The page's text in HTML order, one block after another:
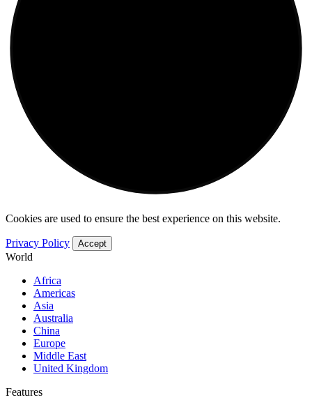
Cookies are used to ensure the best experience on this website.
Privacy Policy Accept
World
Africa
Americas
Asia
Australia
China
Europe
Middle East
United Kingdom
Features